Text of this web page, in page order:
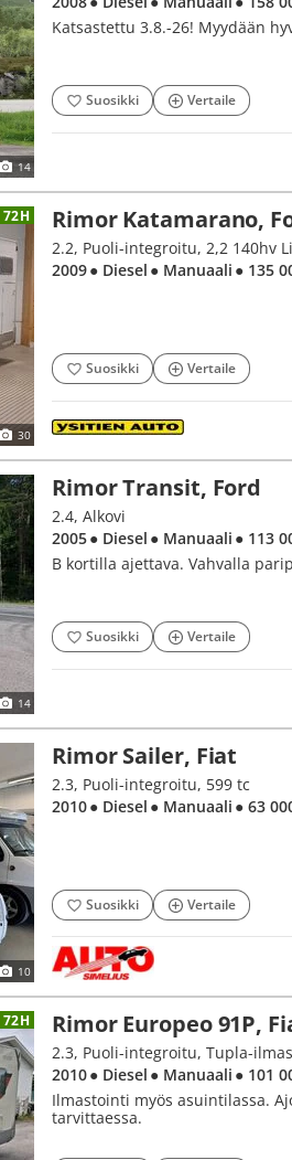
14
Katsastettu 3.8.-26! Myydään
Suosikki Vertaile
72H
30
Rimor Katamarano,
2.2, Puoli-integroitu, 2,2 140hv
2009● Diesel ● Manuaali ● 135
Suosikki Vertaile
14
Rimor Transit, Ford
2.4, Alkovi
2005● Diesel ● Manuaali ● 113
B kortilla ajettava. Vahvalla
Suosikki Vertaile
10
Rimor Sailer, Fiat
2.3, Puoli-integroitu, 599 tc
2010● Diesel ● Manuaali ● 63
Suosikki Vertaile
72H Rimor Europeo 91P,
2.3, Puoli-integroitu, Tupla-
2010● Diesel ● Manuaali ● 101
Ilmastointi myös asuintilassa.
tarvittaessa.